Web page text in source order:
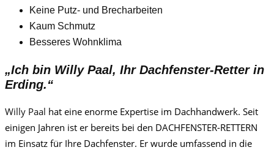
Keine Putz- und Brecharbeiten
Kaum Schmutz
Besseres Wohnklima
„Ich bin Willy Paal, Ihr Dachfenster-Retter in
Erding.“
Willy Paal hat eine enorme Expertise im Dachhandwerk. Seit
einigen Jahren ist er bereits bei den DACHFENSTER-RETTERN
im Einsatz für Ihre Dachfenster. Er wurde umfassend in die